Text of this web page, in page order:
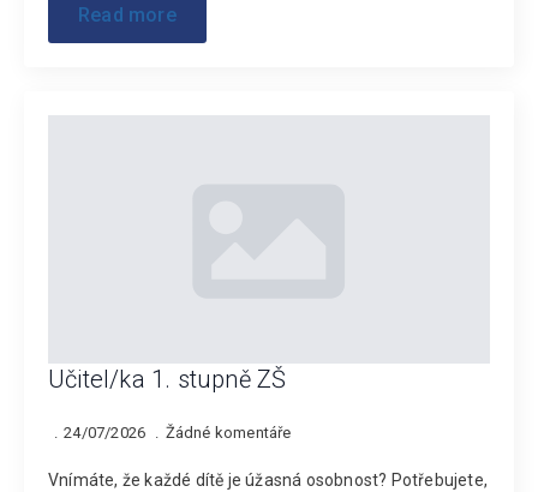
Read more
Učitel/ka 1. stupně ZŠ
24/07/2026 Žádné komentáře
Vnímáte, že každé dítě je úžasná osobnost? Potřebujete,